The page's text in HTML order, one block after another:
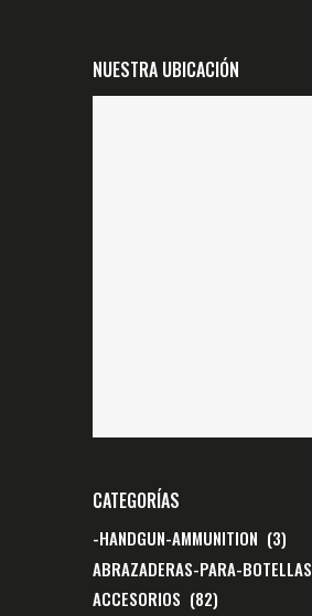
NUESTRA UBICACIÓN
CATEGORÍAS
-HANDGUN-AMMUNITION (3)
ABRAZADERAS-PARA-BOTELLAS
ACCESORIOS (82)